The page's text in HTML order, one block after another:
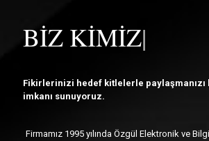
BİZ |
Fikirlerinizi hedef kitlelerle paylaşmanızı
imkanı sunuyoruz.
Firmamız 1995 yılında Özgül Elektronik ve